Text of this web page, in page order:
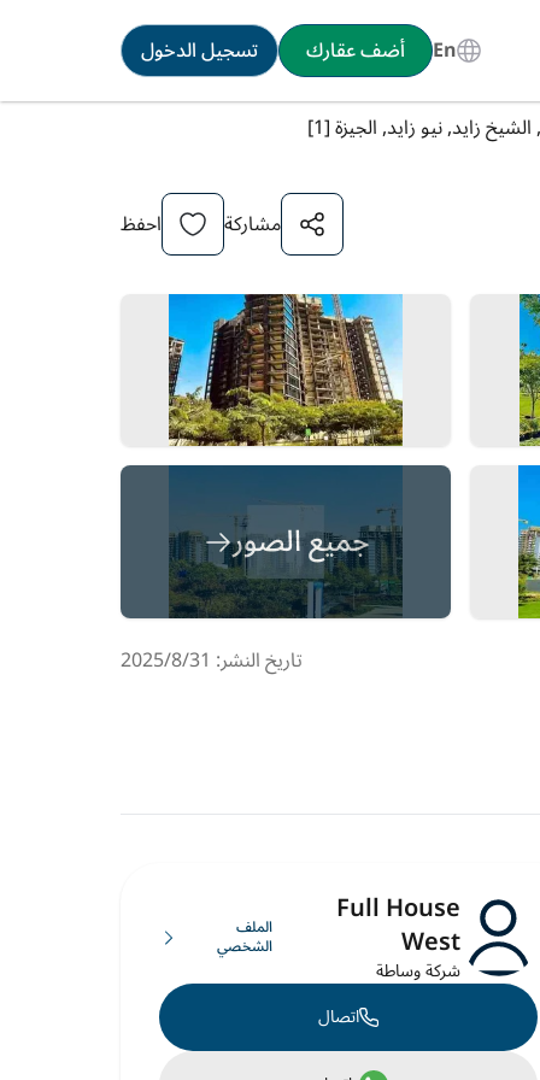
En أضف عقارك
تسجيل الدخول
زايد, نيو زايد, الجيزة [1]
مشاركة احفظ
جميع الصور
تاريخ النشر: 31‏‏/8‏‏/2025
Full House
West
شركة وساطة
الملف
الشخصي
اتصال